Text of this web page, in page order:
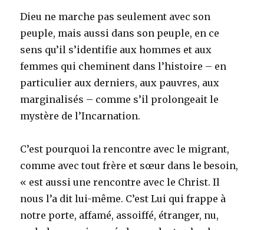
Dieu ne marche pas seulement avec son
peuple, mais aussi dans son peuple, en ce
sens qu’il s’identifie aux hommes et aux
femmes qui cheminent dans l’histoire – en
particulier aux derniers, aux pauvres, aux
marginalisés – comme s’il prolongeait le
mystère de l’Incarnation.
C’est pourquoi la rencontre avec le migrant,
comme avec tout frère et sœur dans le besoin,
« est aussi une rencontre avec le Christ. Il
nous l’a dit lui-même. C’est Lui qui frappe à
notre porte, affamé, assoiffé, étranger, nu,